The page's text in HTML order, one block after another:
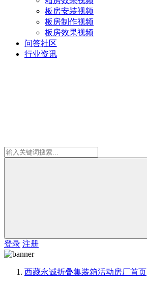
板房安装视频
板房制作视频
板房效果视频
问答社区
行业资讯
登录 注册
西藏永诚折叠集装箱活动房厂首页